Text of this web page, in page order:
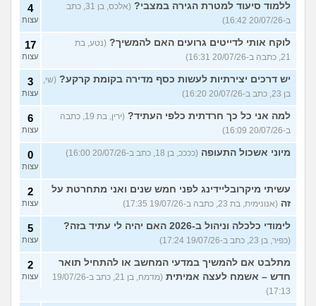
ללמוד סיעוד למטרת הגירה במצבי?
(אלכס, בן 31, כתב
ב-20/07/26 16:42)
4
עצות
לוקח אותי לדייטים גרועים האם להמשיך? (נטע, בת
21, כתבה ב-20/07/26 16:31)
17
עצות
יש דרכים יצירתיות לעשות כסף מדירה בקומת קרקע? (שי,
בן 23, כתב ב-20/07/26 16:20)
3
עצות
למה אני כל כך חרדתית כלפי העתיד?
(ירין, בת 19, כתבה
ב-20/07/26 16:09)
6
עצות
מיוני אשכול התעופה (ככככ, בן 18, כתב ב-20/07/26 16:00) 0
עצות
עשיתי מיקרובליידינג לפני חמש שנים ואני מתחרטת על
זה (אנונימית, בת 23, כתבה ב-19/07/26 17:35)
2
עצות
לימודי כלכלה וניהול ב-2026 האם יהיה לי עתיד בזה?
(כפיר, בן 23, כתב ב-19/07/26 17:24)
5
עצות
מתלבט אם להמשיך במדעי המחשב או להתחיל תואר
חדש – אשמח לעצה אמיתית
(מדמח, בן 21, כתב ב-19/07/26
17:13)
2
עצות